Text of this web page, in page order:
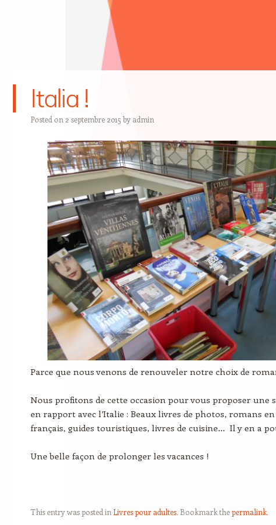
Italia !
Posted on 2 septembre 2015 by admin
Parce que nous venons de renouveler notre choix de
Nous profitons de cette occasion pour vous proposer une
en rapport avec l’Italie : Beaux livres de photos, romans
français, guides touristiques, livres de cuisine… Il y en a
Une belle façon de prolonger les vacances !
This entry was posted in Livres pour adultes. Bookmark thepermalink.